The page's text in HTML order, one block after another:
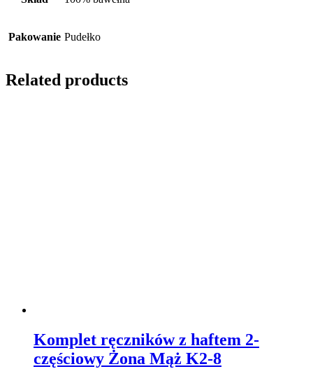
Pakowanie Pudełko
Related products
Komplet ręczników z haftem 2-
częściowy Żona Mąż K2-8